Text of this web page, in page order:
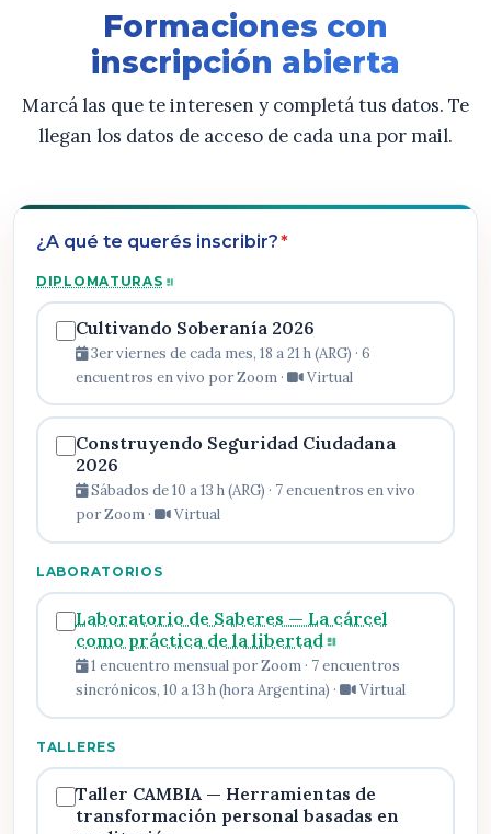
Formaciones con
inscripción abierta
Marcá las que te interesen y completá tus datos. Te
llegan los datos de acceso de cada una por mail.
¿A qué te querés inscribir?*
DIPLOMATURAS
Cultivando Soberanía 2026
3er viernes de cada mes, 18 a 21 h (ARG) · 6
encuentros en vivo por Zoom ·
Virtual
Construyendo Seguridad Ciudadana
2026
Sábados de 10 a 13 h (ARG) · 7 encuentros en vivo
por Zoom ·
Virtual
LABORATORIOS
Laboratorio de Saberes — La cárcel
como práctica de la libertad
1 encuentro mensual por Zoom · 7 encuentros
sincrónicos, 10 a 13 h (hora Argentina) ·
Virtual
TALLERES
Taller CAMBIA — Herramientas de
transformación personal basadas en